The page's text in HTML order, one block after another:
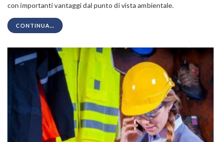
con importanti vantaggi dal punto di vista ambientale.
CONTINUA...